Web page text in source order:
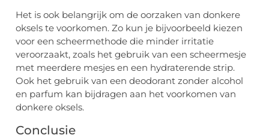
Het is ook belangrijk om de oorzaken van donkere
oksels te voorkomen. Zo kun je bijvoorbeeld kiezen
voor een scheermethode die minder irritatie
veroorzaakt, zoals het gebruik van een scheermesje
met meerdere mesjes en een hydraterende strip.
Ook het gebruik van een deodorant zonder alcohol
en parfum kan bijdragen aan het voorkomen van
donkere oksels.
Conclusie